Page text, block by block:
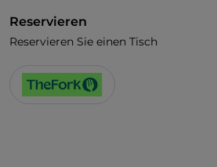
Reservieren
Reservieren Sie einen Tisch